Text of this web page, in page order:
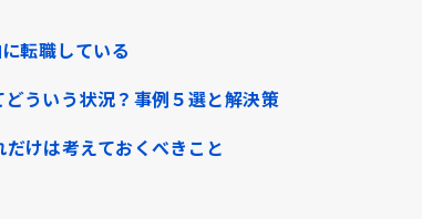
転職している
どういう状況？事例５選と解決策
けは考えておくべきこと